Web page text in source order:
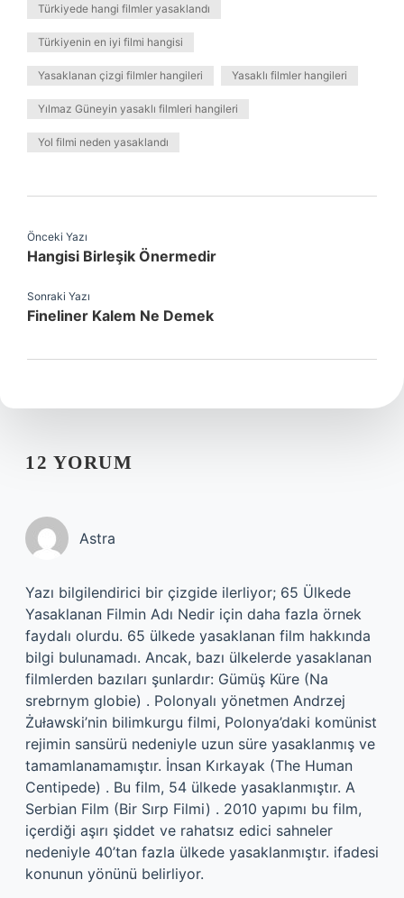
Türkiyede hangi filmler yasaklandı
Türkiyenin en iyi filmi hangisi
Yasaklanan çizgi filmler hangileri Yasaklı filmler hangileri
Yılmaz Güneyin yasaklı filmleri hangileri
Yol filmi neden yasaklandı
Önceki Yazı
Hangisi Birleşik Önermedir
Sonraki Yazı
Fineliner Kalem Ne Demek
12 YORUM
Astra
Yazı bilgilendirici bir çizgide ilerliyor; 65 Ülkede
Yasaklanan Filmin Adı Nedir için daha fazla örnek
faydalı olurdu. 65 ülkede yasaklanan film hakkında
bilgi bulunamadı. Ancak, bazı ülkelerde yasaklanan
filmlerden bazıları şunlardır: Gümüş Küre (Na
srebrnym globie) . Polonyalı yönetmen Andrzej
Żuławski’nin bilimkurgu filmi, Polonya’daki komünist
rejimin sansürü nedeniyle uzun süre yasaklanmış ve
tamamlanamamıştır. İnsan Kırkayak (The Human
Centipede) . Bu film, 54 ülkede yasaklanmıştır. A
Serbian Film (Bir Sırp Filmi) . 2010 yapımı bu film,
içerdiği aşırı şiddet ve rahatsız edici sahneler
nedeniyle 40’tan fazla ülkede yasaklanmıştır. ifadesi
konunun yönünü belirliyor.